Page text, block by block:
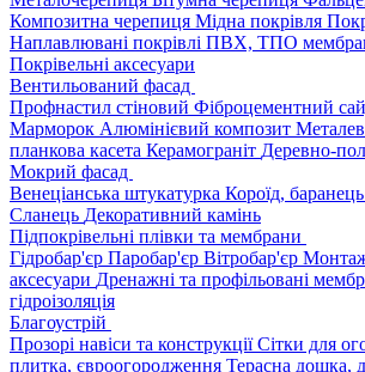
Композитна черепиця Мідна покрівля
Наплавлювані покрівлі ПВХ, ТПО
Покрівельні аксесуари
Вентильований фасад
Профнастил стіновий Фіброцементний
Марморок Алюмінієвий композит
планкова касета Керамограніт Деревно-
Мокрий фасад
Венеціанська штукатурка Короїд, баранець
Сланець Декоративний камінь
Підпокрівельні плівки та мембрани
Гідробар'єр Паробар'єр Вітробар'єр
аксесуари Дренажні та профільовані
гідроізоляція
Благоустрій
Прозорі навіси та конструкціїСітки для
плитка, євроогородження Терасна дошка,